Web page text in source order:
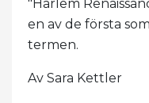
"Harlem
en av de första
termen.
Av Sara Kettler